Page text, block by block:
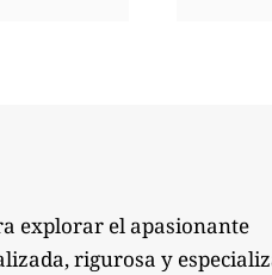
explorar el apasionante
rigurosa y